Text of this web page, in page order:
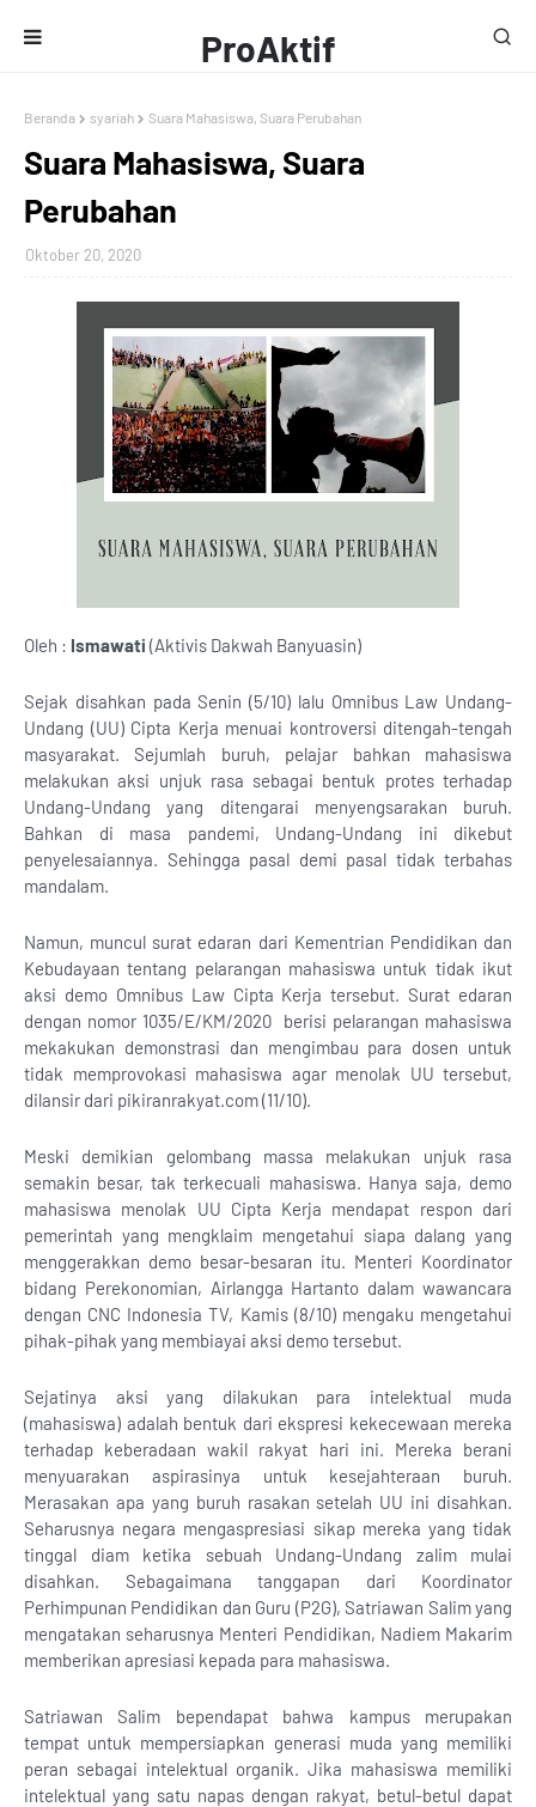
ProAktif
Media
Beranda syariah Suara Mahasiswa, Suara Perubahan
Suara Mahasiswa, Suara
Perubahan
Oktober 20, 2020
Oleh : Ismawati (Aktivis Dakwah Banyuasin)
Sejak disahkan pada Senin (5/10) lalu Omnibus Law Undang-
Undang (UU) Cipta Kerja menuai kontroversi ditengah-tengah
masyarakat. Sejumlah buruh, pelajar bahkan mahasiswa
melakukan aksi unjuk rasa sebagai bentuk protes terhadap
Undang-Undang yang ditengarai menyengsarakan buruh.
Bahkan di masa pandemi, Undang-Undang ini dikebut
penyelesaiannya. Sehingga pasal demi pasal tidak terbahas
mandalam.
Namun, muncul surat edaran dari Kementrian Pendidikan dan
Kebudayaan tentang pelarangan mahasiswa untuk tidak ikut
aksi demo Omnibus Law Cipta Kerja tersebut. Surat edaran
dengan nomor 1035/E/KM/2020 berisi pelarangan mahasiswa
mekakukan demonstrasi dan mengimbau para dosen untuk
tidak memprovokasi mahasiswa agar menolak UU tersebut,
dilansir dari pikiranrakyat.com (11/10).
Meski demikian gelombang massa melakukan unjuk rasa
semakin besar, tak terkecuali mahasiswa. Hanya saja, demo
mahasiswa menolak UU Cipta Kerja mendapat respon dari
pemerintah yang mengklaim mengetahui siapa dalang yang
menggerakkan demo besar-besaran itu. Menteri Koordinator
bidang Perekonomian, Airlangga Hartanto dalam wawancara
dengan CNC Indonesia TV, Kamis (8/10) mengaku mengetahui
pihak-pihak yang membiayai aksi demo tersebut.
Sejatinya aksi yang dilakukan para intelektual muda
(mahasiswa) adalah bentuk dari ekspresi kekecewaan mereka
terhadap keberadaan wakil rakyat hari ini. Mereka berani
menyuarakan aspirasinya untuk kesejahteraan buruh.
Merasakan apa yang buruh rasakan setelah UU ini disahkan.
Seharusnya negara mengaspresiasi sikap mereka yang tidak
tinggal diam ketika sebuah Undang-Undang zalim mulai
disahkan. Sebagaimana tanggapan dari Koordinator
Perhimpunan Pendidikan dan Guru (P2G), Satriawan Salim yang
mengatakan seharusnya Menteri Pendidikan, Nadiem Makarim
memberikan apresiasi kepada para mahasiswa.
Satriawan Salim bependapat bahwa kampus merupakan
tempat untuk mempersiapkan generasi muda yang memiliki
peran sebagai intelektual organik. Jika mahasiswa memiliki
intelektual yang satu napas dengan rakyat, betul-betul dapat